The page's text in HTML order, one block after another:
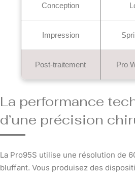
Conception
Impression
Post-traitement Pro
La performance
d’une précision
La Pro95S utilise une résolution de
bluffant. Vous produisez des